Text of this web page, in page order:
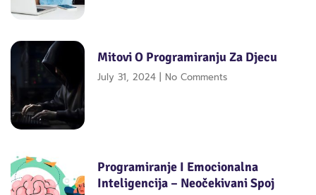
Mitovi O Programiranju Za Djecu
July 31, 2024 No Comments
Programiranje I Emocionalna
Inteligencija – Neočekivani Spoj